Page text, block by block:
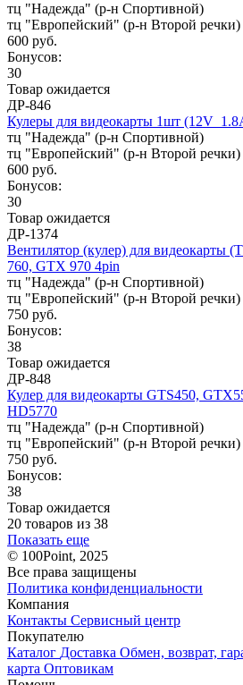
тц "Надежда" (р-н Спортивной)
тц "Европейский" (р-н Второй речки)
600 руб.
Бонусов:
30
Товар ожидается
ДР-846
Кулеры для видеокарты 1шт
тц "Надежда" (р-н Спортивной)
тц "Европейский" (р-н Второй речки)
600 руб.
Бонусов:
30
Товар ожидается
ДР-1374
Вентилятор (кулер) для видеокарты
760, GTX 970 4pin
тц "Надежда" (р-н Спортивной)
тц "Европейский" (р-н Второй речки)
750 руб.
Бонусов:
38
Товар ожидается
ДР-848
Кулер для видеокарты GTS450,
HD5770
тц "Надежда" (р-н Спортивной)
тц "Европейский" (р-н Второй речки)
750 руб.
Бонусов:
38
Товар ожидается
20 товаров из 38
Показать еще
© 100Point, 2025
Все права защищены
Политика конфиденциальности
Компания
Контакты Сервисный центр
Покупателю
Каталог Доставка Обмен, возврат,
карта Оптовикам